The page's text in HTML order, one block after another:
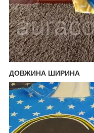
ДОВЖИНА ШИРИНА